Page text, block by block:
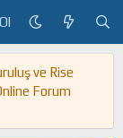
ve Rise
Forum